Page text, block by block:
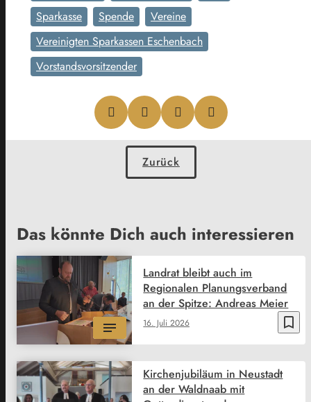
Sparkasse
Spende
Vereine
Vereinigten Sparkassen Eschenbach
Vorstandsvorsitzender
Zurück
Das könnte Dich auch interessieren
bookmark_border
16. Juli 2026
Landrat bleibt auch im
Regionalen Planungsverband
an der Spitze: Andreas Meier
Kirchenjubiläum in Neustadt
an der Waldnaab mit